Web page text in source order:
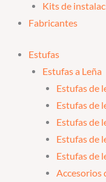
Kits de
Fabricantes
Estufas
Estufas a Leña
Estufas de
Estufas de
Estufas de
Estufas de
Estufas de
Accesorios